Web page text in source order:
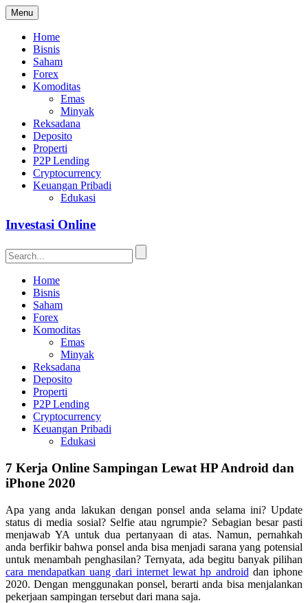
Menu
Home
Bisnis
Saham
Forex
Komoditas
Emas
Minyak
Reksadana
Deposito
Properti
P2P Lending
Cryptocurrency
Keuangan Pribadi
Edukasi
Investasi Online
Home
Bisnis
Saham
Forex
Komoditas
Emas
Minyak
Reksadana
Deposito
Properti
P2P Lending
Cryptocurrency
Keuangan Pribadi
Edukasi
7 Kerja Online Sampingan Lewat HP Android dan
iPhone 2020
Apa yang anda lakukan dengan ponsel anda selama ini? Update
status di media sosial? Selfie atau ngrumpie? Sebagian besar pasti
menjawab YA untuk dua pertanyaan di atas. Namun, pernahkah
anda berfikir bahwa ponsel anda bisa menjadi sarana yang potensial
untuk menambah penghasilan? Ternyata, ada begitu banyak pilihan
cara mendapatkan uang dari internet lewat hp android dan iphone
2020. Dengan menggunakan ponsel, berarti anda bisa menjalankan
pekerjaan sampingan tersebut dari mana saja.